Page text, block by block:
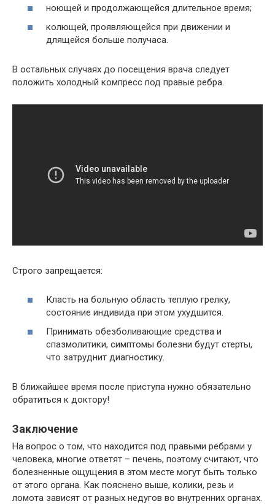
ноющей и продолжающейся длительное время;
колющей, проявляющейся при движении и
длящейся больше получаса.
В остальных случаях до посещения врача следует
положить холодный компресс под правые ребра.
Строго запрещается:
Класть на больную область теплую грелку,
состояние индивида при этом ухудшится.
Принимать обезболивающие средства и
спазмолитики, симптомы болезни будут стерты,
что затруднит диагностику.
В ближайшее время после приступа нужно обязательно
обратиться к доктору!
Заключение
На вопрос о том, что находится под правыми ребрами у
человека, многие ответят – печень, поэтому считают, что
болезненные ощущения в этом месте могут быть только
от этого органа. Как пояснено выше, колики, резь и
ломота зависят от разных недугов во внутренних органах.